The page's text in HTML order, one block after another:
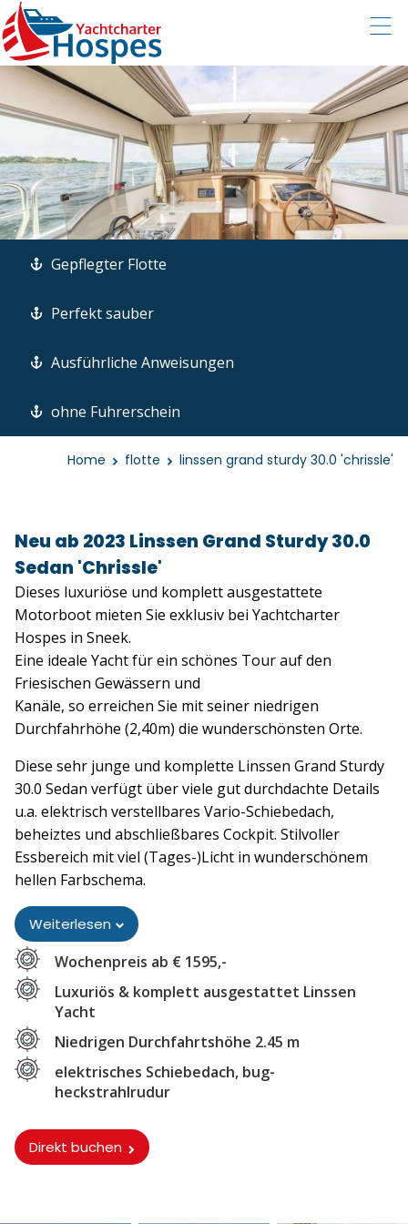
Gepflegter Flotte
Perfekt sauber
Ausführliche Anweisungen
ohne Fuhrerschein
Home flotte linssen grand sturdy 30.0 'chrissle'
Neu ab 2023 Linssen Grand Sturdy 30.0
Sedan 'Chrissle'
Dieses luxuriöse und komplett ausgestattete
Motorboot mieten Sie exklusiv bei Yachtcharter
Hospes in Sneek.
Eine ideale Yacht für ein schönes Tour auf den
Friesischen Gewässern und
Kanäle, so erreichen Sie mit seiner niedrigen
Durchfahrhöhe (2,40m) die wunderschönsten Orte.
Diese sehr junge und komplette Linssen Grand Sturdy
30.0 Sedan verfügt über viele gut durchdachte Details
u.a. elektrisch verstellbares Vario-Schiebedach,
beheiztes und abschließbares Cockpit. Stilvoller
Essbereich mit viel (Tages-)Licht in wunderschönem
hellen Farbschema.
Sehr umfangreiches Steuerungs- und
Navigationssystem, sowie Bug- und
Heckstrahlruder. Geräumige Benutzerkabine mit
herrlichem Bett, seperater Dusche und Sanitärbereich.
Ist diese Linssen 30.0 bereits ausgebucht?
Bootverhuur Hospes verfügt über mehrere Linssen
Grand Sturdy Modelle. Schauen Sie sich
Fahreigenschaften und Optionen
ist ausgestattet mit sehr vielen Optionen. Dieses Schiff
Weiterlesen
Wochenpreis ab € 1595,-
Luxuriös & komplett ausgestattet Linssen
Yacht
Niedrigen Durchfahrtshöhe 2.45 m
elektrisches Schiebedach, bug-
heckstrahlrudur
Direkt buchen